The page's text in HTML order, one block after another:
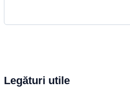
Legături utile